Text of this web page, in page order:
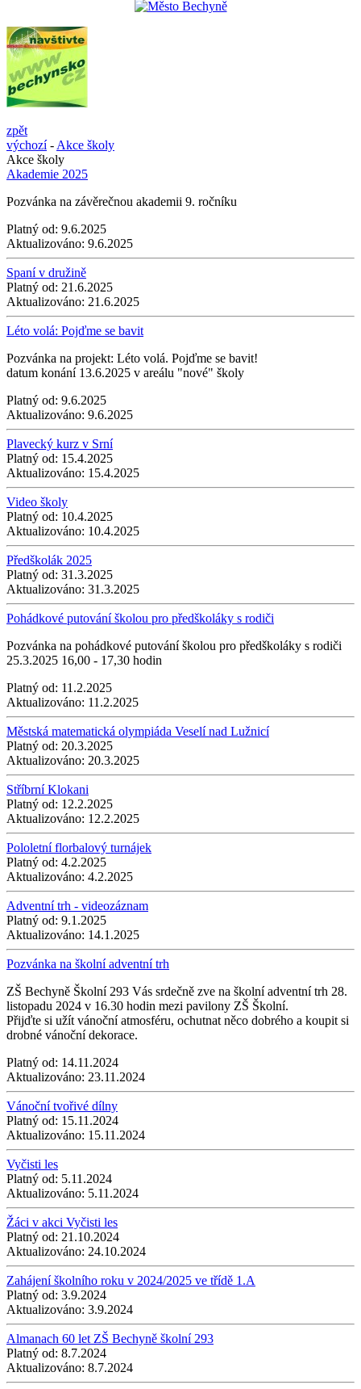
zpět
výchozí-Akce školy
Akce školy
Akademie 2025
Pozvánka na závěrečnou akademii 9. ročníku
Platný od: 9.6.2025
Aktualizováno: 9.6.2025
Spaní v družině
Platný od: 21.6.2025
Aktualizováno: 21.6.2025
Léto volá: Pojďme se bavit
Pozvánka na projekt: Léto volá. Pojďme se bavit!
datum konání 13.6.2025 v areálu "nové" školy
Platný od: 9.6.2025
Aktualizováno: 9.6.2025
Plavecký kurz v Srní
Platný od: 15.4.2025
Aktualizováno: 15.4.2025
Video školy
Platný od: 10.4.2025
Aktualizováno: 10.4.2025
Předškolák 2025
Platný od: 31.3.2025
Aktualizováno: 31.3.2025
Pohádkové putování školou pro předškoláky s rodiči
Pozvánka na pohádkové putování školou pro předškoláky s rodiči
25.3.2025 16,00 - 17,30 hodin
Platný od: 11.2.2025
Aktualizováno: 11.2.2025
Městská matematická olympiáda Veselí nad Lužnicí
Platný od: 20.3.2025
Aktualizováno: 20.3.2025
Stříbrní Klokani
Platný od: 12.2.2025
Aktualizováno: 12.2.2025
Pololetní florbalový turnájek
Platný od: 4.2.2025
Aktualizováno: 4.2.2025
Adventní trh - videozáznam
Platný od: 9.1.2025
Aktualizováno: 14.1.2025
Pozvánka na školní adventní trh
ZŠ Bechyně Školní 293 Vás srdečně zve na školní adventní trh 28.
listopadu 2024 v 16.30 hodin mezi pavilony ZŠ Školní.
Přijďte si užít vánoční atmosféru, ochutnat něco dobrého a koupit si
drobné vánoční dekorace.
Platný od: 14.11.2024
Aktualizováno: 23.11.2024
Vánoční tvořivé dílny
Platný od: 15.11.2024
Aktualizováno: 15.11.2024
Vyčisti les
Platný od: 5.11.2024
Aktualizováno: 5.11.2024
Žáci v akci Vyčisti les
Platný od: 21.10.2024
Aktualizováno: 24.10.2024
Zahájení školního roku v 2024/2025 ve třídě 1.A
Platný od: 3.9.2024
Aktualizováno: 3.9.2024
Almanach 60 let ZŠ Bechyně školní 293
Platný od: 8.7.2024
Aktualizováno: 8.7.2024